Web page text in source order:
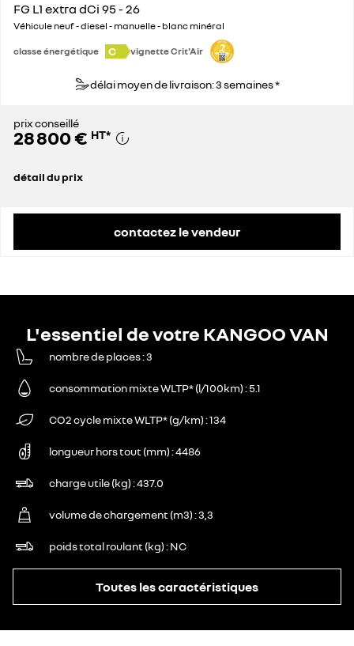
FG L1 extra dCi 95 - 26
Véhicule neuf - diesel - manuelle - blanc minéral
classe énergétique C vignette Crit'Air
délai moyen de livraison: 3 semaines *
prix conseillé
28 800 € HT*
détail du prix
contactez le vendeur
L'essentiel de votre KANGOO VAN
nombre de places 3
consommation mixte WLTP* (l/100km) 5.1
CO2 cycle mixte WLTP* (g/km) 134
longueur hors tout (mm) 4486
charge utile (kg) 437.0
volume de chargement (m3) 3,3
poids total roulant (kg) NC
Toutes les caractéristiques